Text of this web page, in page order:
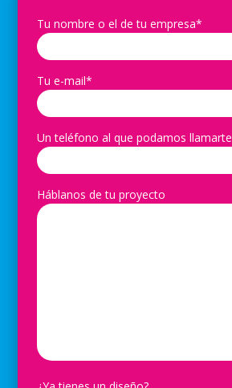
Tu nombre o el de tu empresa*
Tu e-mail*
Un teléfono al que podamos llamarte
Háblanos de tu proyecto